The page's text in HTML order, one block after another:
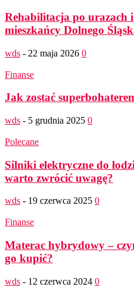
Rehabilitacja po urazach
mieszkańcy Dolnego
wds - 22 maja 2026 0
Finanse
Jak zostać
wds - 5 grudnia 2025 0
Polecane
Silniki elektryczne do
warto zwrócić uwagę?
wds - 19 czerwca 2025 0
Finanse
Materac hybrydowy –
go kupić?
wds - 12 czerwca 2024 0